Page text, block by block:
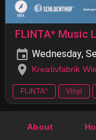
FLINTA* Music
Wednesday,
Kreativfabrik
FLINTA* Vinyl
About